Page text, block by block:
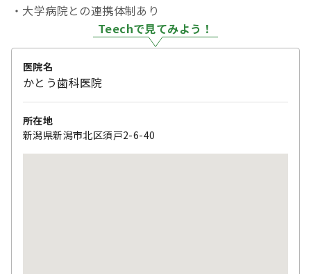
・大学病院との連携体制あり
Teechで見てみよう！
医院名
かとう歯科医院
所在地
新潟県新潟市北区須戸2-6-40